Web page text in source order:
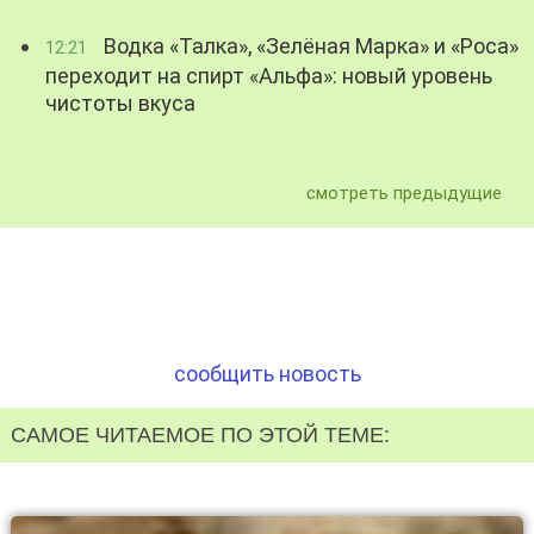
12:21
Водка «Талка», «Зелёная Марка» и «Роса»
переходит на спирт «Альфа»: новый уровень
чистоты вкуса
смотреть предыдущие
сообщить новость
САМОЕ ЧИТАЕМОЕ ПО ЭТОЙ ТЕМЕ: